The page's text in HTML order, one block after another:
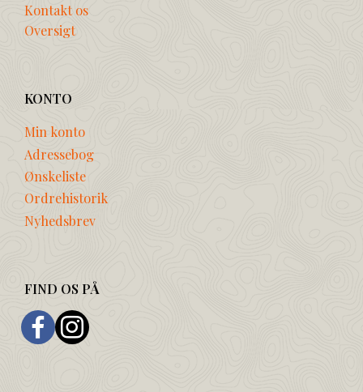
Kontakt os
Oversigt
KONTO
Min konto
Adressebog
Ønskeliste
Ordrehistorik
Nyhedsbrev
FIND OS PÅ